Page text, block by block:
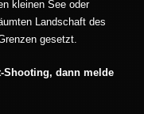
kleinen See oder
Landschaft des
gesetzt.
Shooting, dann melde